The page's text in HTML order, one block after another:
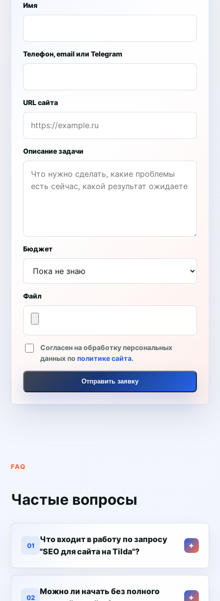
Имя
Телефон, email или Telegram
URL сайта
Описание задачи
Бюджет
Файл
Согласен на обработку персональных
данных пополитике сайта.
Отправить заявку
FAQ
Частые вопросы
01
Что входит в работу по запросу
"SEO для сайта на Tilda"?
02
Можно ли начать без полного